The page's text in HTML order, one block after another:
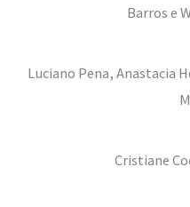
Barros e
Luciano Pena, Anastacia
Cristiane